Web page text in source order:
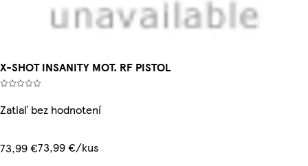
X-SHOT INSANITY MOT. RF PISTOL
Zatiaľ bez hodnotení
73,99 €73,99 €/kus